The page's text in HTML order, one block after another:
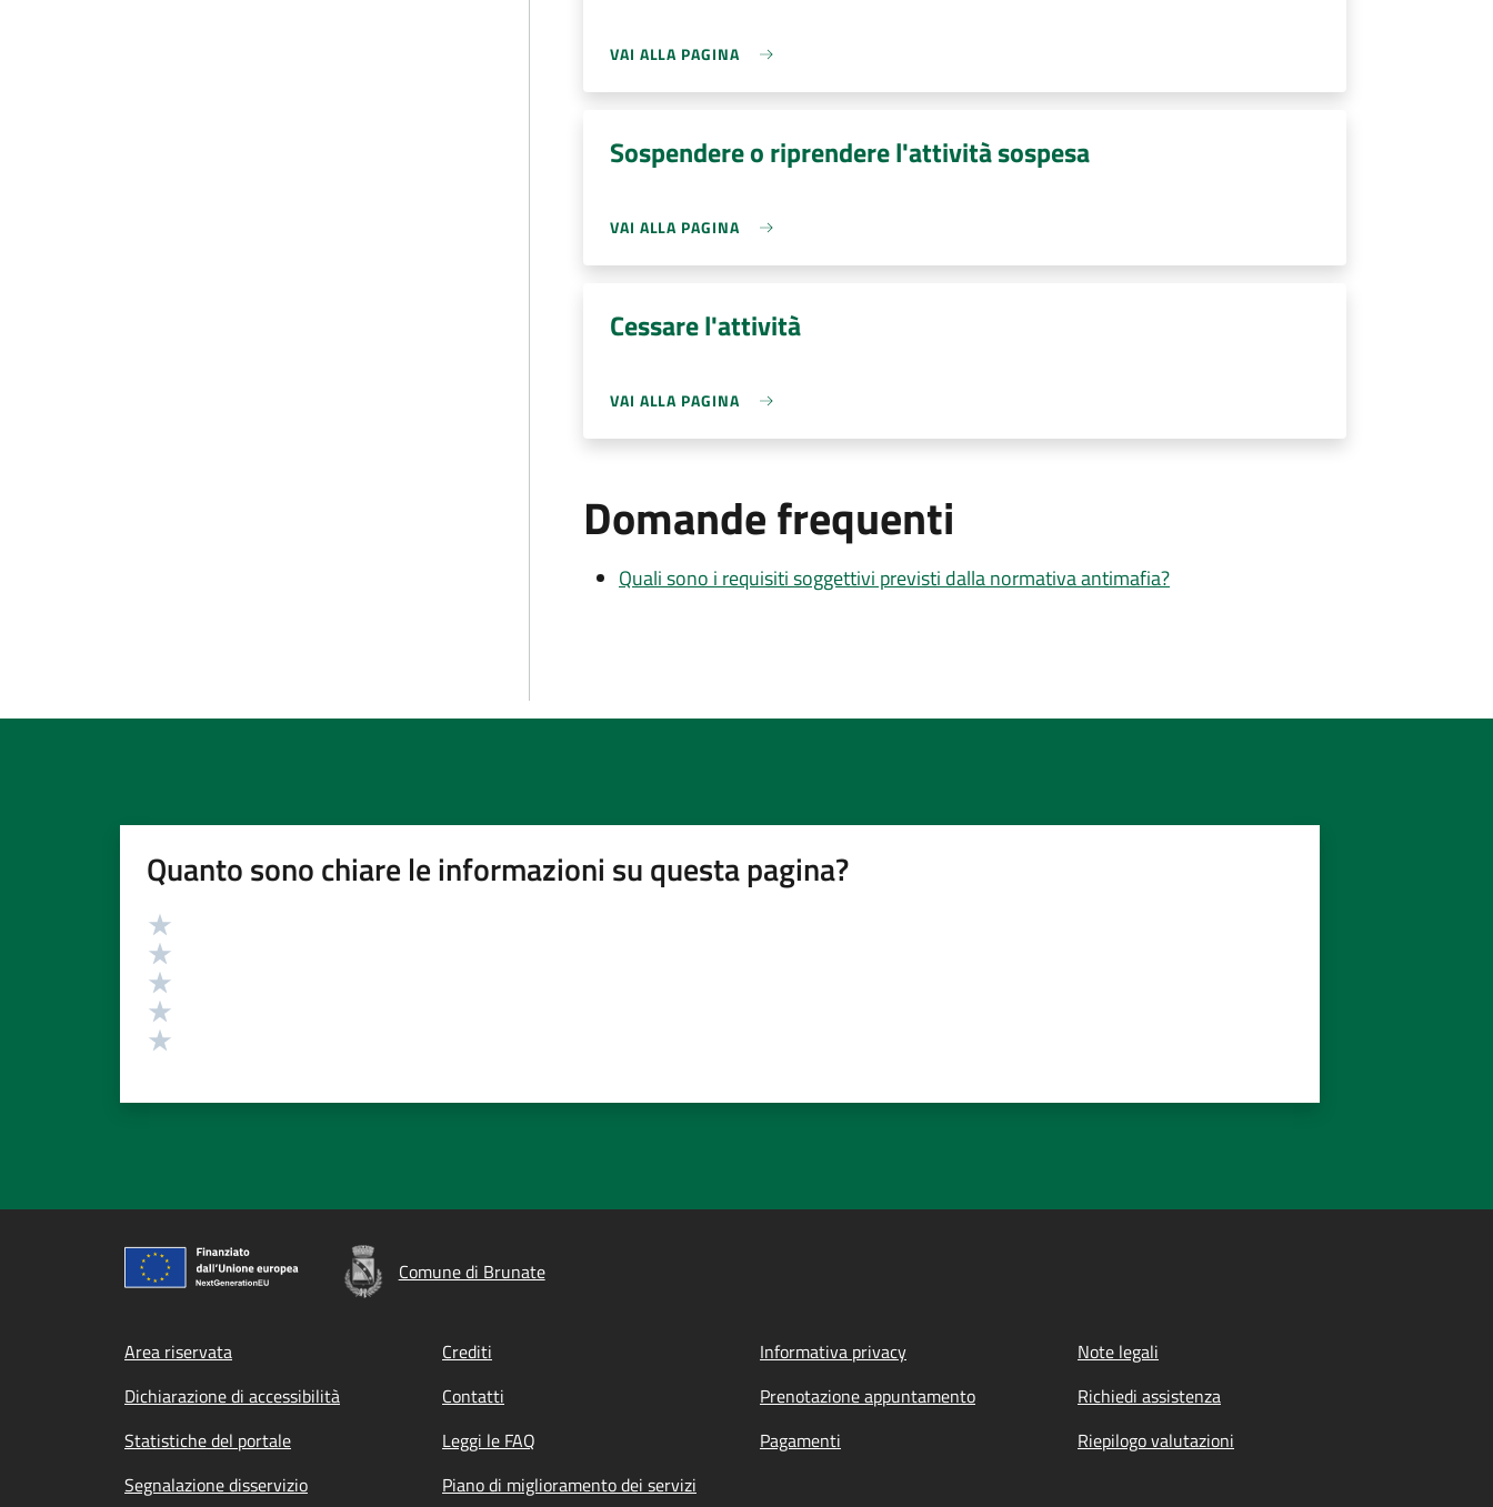
VAI ALLA PAGINA
Sospendere o riprendere l'attività sospesa
VAI ALLA PAGINA
Cessare l'attività
VAI ALLA PAGINA
Domande frequenti
Quali sono i requisiti soggettivi previsti dalla normativa antimafia?
Quanto sono chiare le informazioni su questa pagina?
Valutazione
Comune di Brunate
Footer menu
Area riservata Crediti Informativa privacy
Note legali
Dichiarazione di accessibilità
Contatti Prenotazione appuntamento
Richiedi assistenza
Statistiche del portale
Leggi le FAQ Pagamenti
Riepilogo valutazioni
Segnalazione disservizio
Piano di miglioramento dei servizi